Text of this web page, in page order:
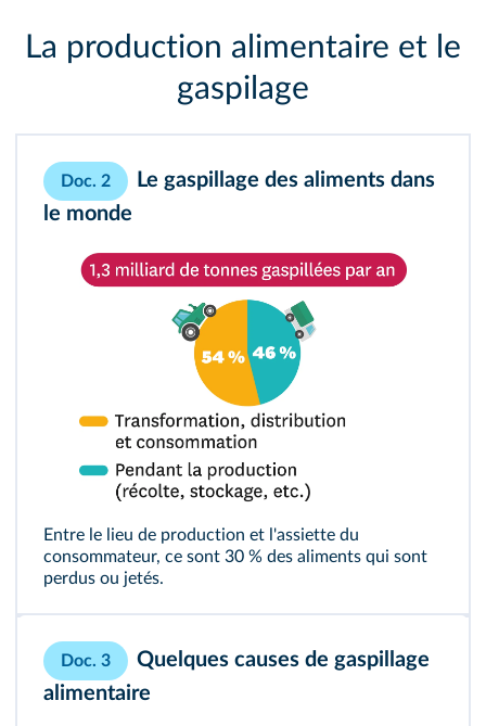
La production alimentaire et le
gaspilage
Doc. 2
Le gaspillage des aliments dans
le monde
Entre le lieu de production et l'assiette du
consommateur, ce sont 30 % des aliments qui sont
perdus ou jetés.
Doc. 3
Quelques causes de gaspillage
alimentaire